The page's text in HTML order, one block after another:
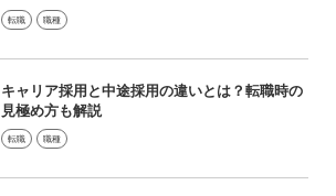
転職 職種
キャリア採用と中途採用の違いとは？転職時の
見極め方も解説
転職 職種